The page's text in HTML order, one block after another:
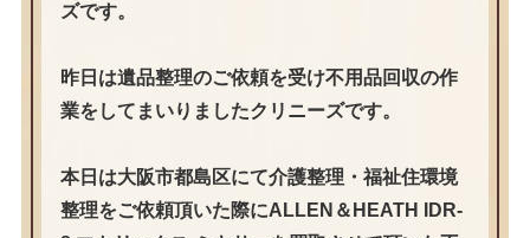
ズです。
昨日は遺品整理のご依頼を受け不用品回収の作
業をしてまいりましたクリニーズです。
本日は大阪市都島区にて介護整理・福祉住環境
整理をご依頼頂いた際にALLEN＆HEATH IDR-